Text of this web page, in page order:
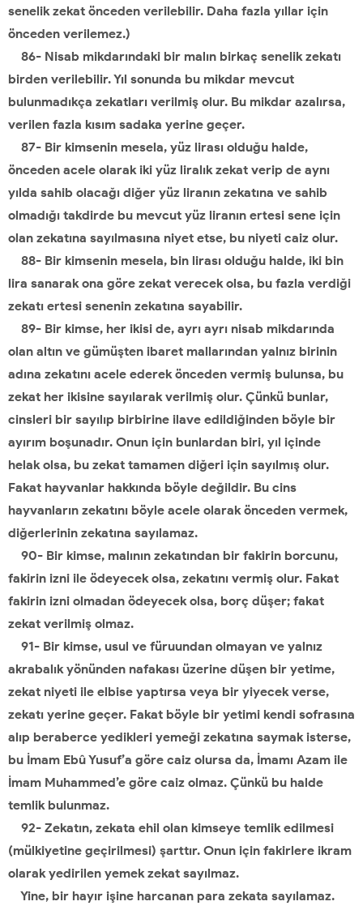
senelik zekat önceden verilebilir. Daha fazla yıllar için
önceden verilemez.)
86- Nisab mikdarındaki bir malın birkaç senelik zekatı
birden verilebilir. Yıl sonunda bu mikdar mevcut
bulunmadıkça zekatları verilmiş olur. Bu mikdar azalırsa,
verilen fazla kısım sadaka yerine geçer.
87- Bir kimsenin mesela, yüz lirası olduğu halde,
önceden acele olarak iki yüz liralık zekat verip de aynı
yılda sahib olacağı diğer yüz liranın zekatına ve sahib
olmadığı takdirde bu mevcut yüz liranın ertesi sene için
olan zekatına sayılmasına niyet etse, bu niyeti caiz olur.
88- Bir kimsenin mesela, bin lirası olduğu halde, iki bin
lira sanarak ona göre zekat verecek olsa, bu fazla verdiği
zekatı ertesi senenin zekatına sayabilir.
89- Bir kimse, her ikisi de, ayrı ayrı nisab mikdarında
olan altın ve gümüşten ibaret mallarından yalnız birinin
adına zekatını acele ederek önceden vermiş bulunsa, bu
zekat her ikisine sayılarak verilmiş olur. Çünkü bunlar,
cinsleri bir sayılıp birbirine ilave edildiğinden böyle bir
ayırım boşunadır. Onun için bunlardan biri, yıl içinde
helak olsa, bu zekat tamamen diğeri için sayılmış olur.
Fakat hayvanlar hakkında böyle değildir. Bu cins
hayvanların zekatını böyle acele olarak önceden vermek,
diğerlerinin zekatına sayılamaz.
90- Bir kimse, malının zekatından bir fakirin borcunu,
fakirin izni ile ödeyecek olsa, zekatını vermiş olur. Fakat
fakirin izni olmadan ödeyecek olsa, borç düşer; fakat
zekat verilmiş olmaz.
91- Bir kimse, usul ve füruundan olmayan ve yalnız
akrabalık yönünden nafakası üzerine düşen bir yetime,
zekat niyeti ile elbise yaptırsa veya bir yiyecek verse,
zekatı yerine geçer. Fakat böyle bir yetimi kendi sofrasına
alıp beraberce yedikleri yemeği zekatına saymak isterse,
bu İmam Ebû Yusuf’a göre caiz olursa da, İmamı Azam ile
İmam Muhammed’e göre caiz olmaz. Çünkü bu halde
temlik bulunmaz.
92- Zekatın, zekata ehil olan kimseye temlik edilmesi
(mülkiyetine geçirilmesi) şarttır. Onun için fakirlere ikram
olarak yedirilen yemek zekat sayılmaz.
Yine, bir hayır işine harcanan para zekata sayılamaz.